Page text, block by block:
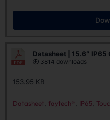
Datasheet | 15.6″ IP65
3814 downloads
153.95 KB
Datasheet faytech® IP65